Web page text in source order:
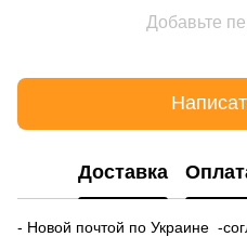
Добавьте
Доставка
- Новой почтой по Украине -